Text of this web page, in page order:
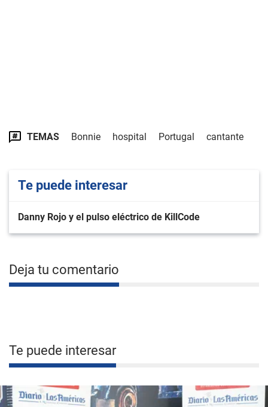
TEMAS Bonnie hospital Portugal cantante
Te puede interesar
Danny Rojo y el pulso eléctrico de KillCode
Deja tu comentario
Te puede interesar